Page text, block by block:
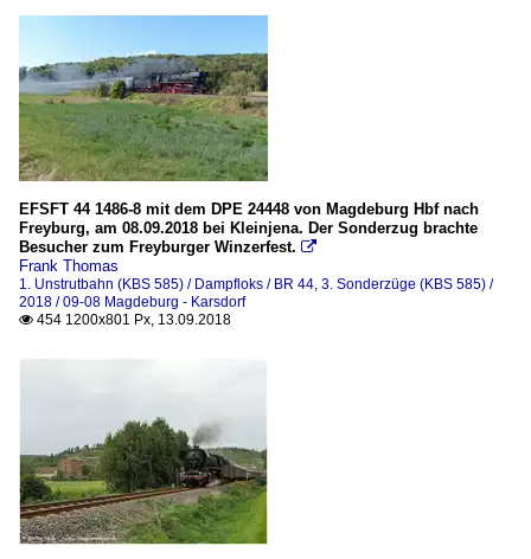
EFSFT 44 1486-8 mit dem DPE 24448 von Magdeburg Hbf nach
Freyburg, am 08.09.2018 bei Kleinjena. Der Sonderzug brachte
Besucher zum Freyburger Winzerfest. 
Frank Thomas
1. Unstrutbahn (KBS 585) / Dampfloks / BR 44, 3. Sonderzüge (KBS 585) /
2018 / 09-08 Magdeburg - Karsdorf
 454 1200x801 Px, 13.09.2018